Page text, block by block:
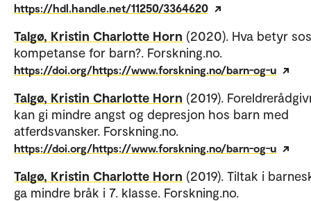
https://hdl.handle.net/11250/3364620
Talgø, Kristin Charlotte Horn (2020). Hva betyr
kompetanse for barn?. Forskning.no.
https://doi.org/https://www.forskning.no/barn-og-u
Talgø, Kristin Charlotte Horn (2019).
kan gi mindre angst og depresjon hos barn med
atferdsvansker. Forskning.no.
https://doi.org/https://www.forskning.no/barn-og-u
Talgø, Kristin Charlotte Horn (2019). Tiltak i
ga mindre bråk i 7. klasse. Forskning.no.